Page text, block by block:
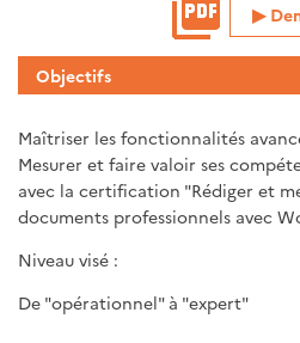
Objectifs
Maîtriser les fonctionnalités
Mesurer et faire valoir ses
avec la certification "Rédiger et
documents professionnels avec
Niveau visé :
De "opérationnel" à "expert"